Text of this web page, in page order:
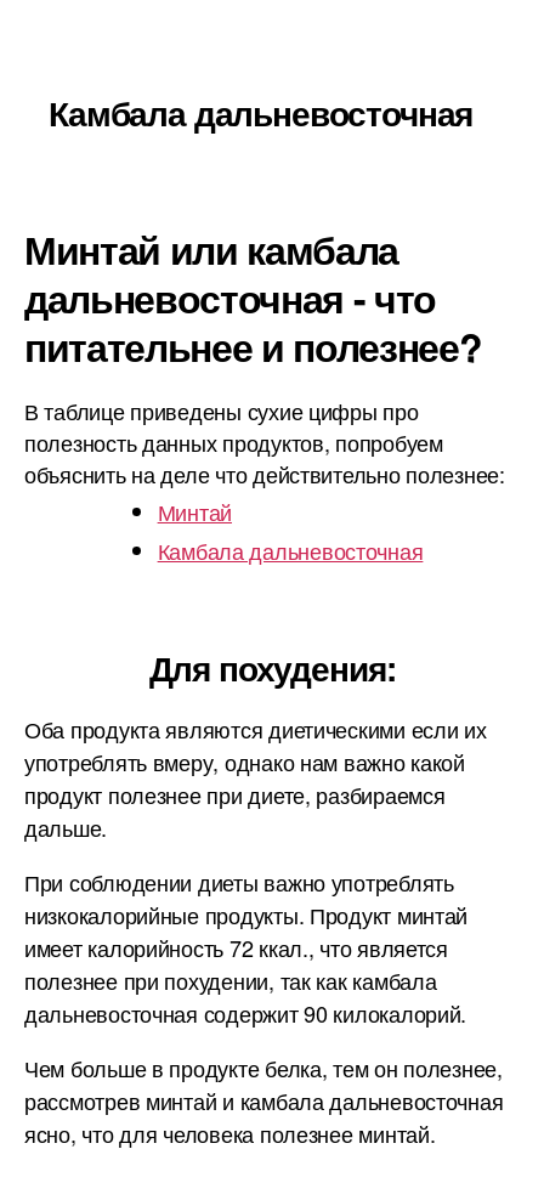
Камбала дальневосточная
Минтай или камбала
дальневосточная - что
питательнее и полезнее?
В таблице приведены сухие цифры про
полезность данных продуктов, попробуем
объяснить на деле что действительно полезнее:
Минтай
Камбала дальневосточная
Для похудения:
Оба продукта являются диетическими если их
употреблять вмеру, однако нам важно какой
продукт полезнее при диете, разбираемся
дальше.
При соблюдении диеты важно употреблять
низкокалорийные продукты. Продукт минтай
имеет калорийность 72 ккал., что является
полезнее при похудении, так как камбала
дальневосточная содержит 90 килокалорий.
Чем больше в продукте белка, тем он полезнее,
рассмотрев минтай и камбала дальневосточная
ясно, что для человека полезнее минтай.